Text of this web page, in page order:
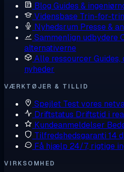
Blog Guides &
Vidensbase Trin-for-
Nyhedsrum Presse &
Sammenlign udbydere
alternativerne
Alle ressourcer
nyheder
VÆRKTØJER & TILLID
Spejlet Test vores
Driftstatus Driftstid i
Kundeanmeldelser
Tilfredshedsgaranti 14
Få hjælp 24/7, rigtige
VIRKSOMHED